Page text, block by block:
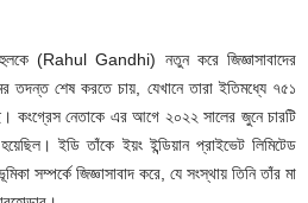
(Rahul Gandhi) নতুন করে জিজ্ঞাসাবাদের
তদন্ত শেষ করতে চায়, যেখানে তারা ইতিমধ্যে ৭৫১
কংগ্রেস নেতাকে এর আগে ২০২২ সালের জুনে চারটি
ইডি তাঁকে ইয়ং ইন্ডিয়ান প্রাইভেট লিমিটেড
সম্পর্কে জিজ্ঞাসাবাদ করে, যে সংস্থায় তিনি তাঁর মা